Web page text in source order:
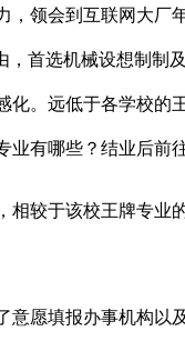
会到互联网大厂
首选机械设想制
。远低于各学校
有哪些？结业后前
于该校王牌专业
填报办事机构以